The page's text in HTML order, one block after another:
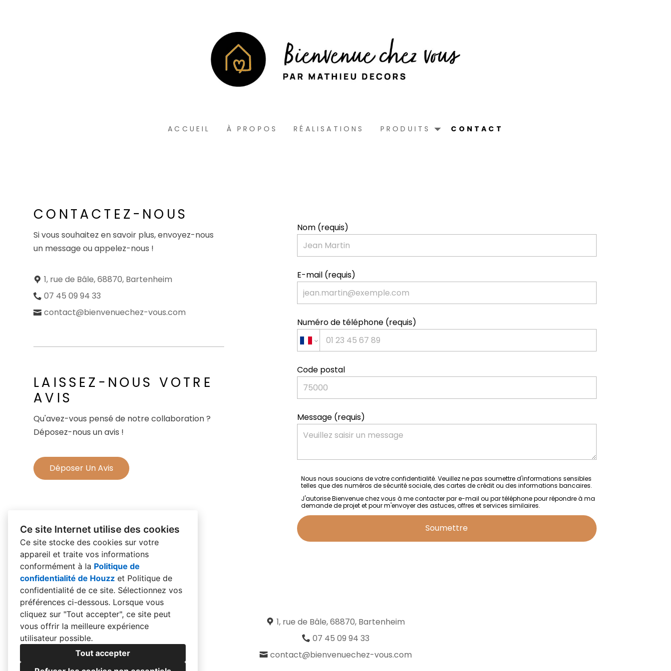
Ce site Internet utilise des cookies
Ce site stocke des cookies sur votre
appareil et traite vos informations
conformément à la Politique de
confidentialité de Houzz et Politique de
confidentialité de ce site. Sélectionnez vos
préférences ci-dessous. Lorsque vous
cliquez sur "Tout accepter", ce site peut
vous offrir la meilleure expérience
utilisateur possible.
Tout accepter
ACCUEIL À PROPOS RÉALISATIONS PRODUITS CONTACT
CONTACTEZ-NOUS
Si vous souhaitez en savoir plus, envoyez-nous
un message ou appelez-nous !
1, rue de Bâle, 68870, Bartenheim
07 45 09 94 33
contact@bienvenuechez-vous.com
LAISSEZ-NOUS VOTRE
AVIS
Qu'avez-vous pensé de notre collaboration ?
Déposez-nous un avis !
Déposer Un Avis
Nom (requis)
E-mail (requis)
Numéro de téléphone (requis)
Code postal
Message (requis)
Nous nous soucions de votre confidentialité. Veuillez ne pas soumettre d'informations sensibles
telles que des numéros de sécurité sociale, des cartes de crédit ou des informations bancaires.
J'autorise Bienvenue chez vous à me contacter par e-mail ou par téléphone pour répondre à ma
demande de projet et pour m'envoyer des astuces, offres et services similaires.
Soumettre
1, rue de Bâle, 68870, Bartenheim
07 45 09 94 33
contact@bienvenuechez-vous.com